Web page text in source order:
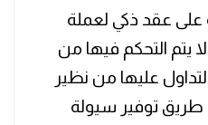
على عقد ذكي لعملة
يتم التحكم فيها من
عليها من نظير
طريق توفير سيولة